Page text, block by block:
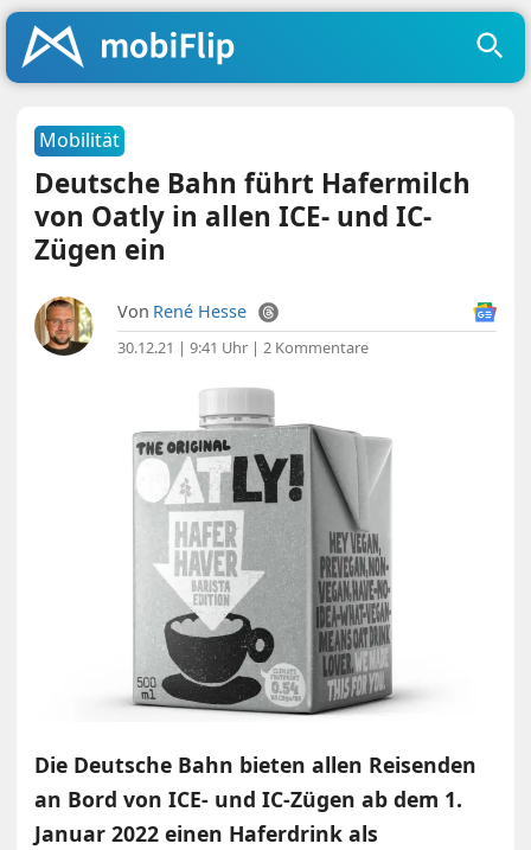
Mobilität
Deutsche Bahn führt Hafermilch
von Oatly in allen ICE- und IC-
Zügen ein
Von René Hesse
30.12.21 | 9:41 Uhr |2 Kommentare
Die Deutsche Bahn bieten allen Reisenden
an Bord von ICE- und IC-Zügen ab dem 1.
Januar 2022 einen Haferdrink als